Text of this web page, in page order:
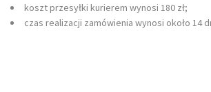
koszt przesyłki kurierem wynosi 180 zł;
czas realizacji zamówienia wynosi około 14